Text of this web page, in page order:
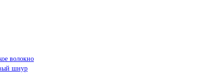
волокно
шнур